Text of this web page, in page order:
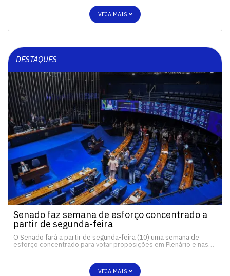
VEJA MAIS
DESTAQUES
Senado faz semana de esforço concentrado a
partir de segunda-feira
O Senado fará a partir de segunda-feira (10) uma semana de
esforço concentrado para votar proposições em Plenário e nas…
VEJA MAIS